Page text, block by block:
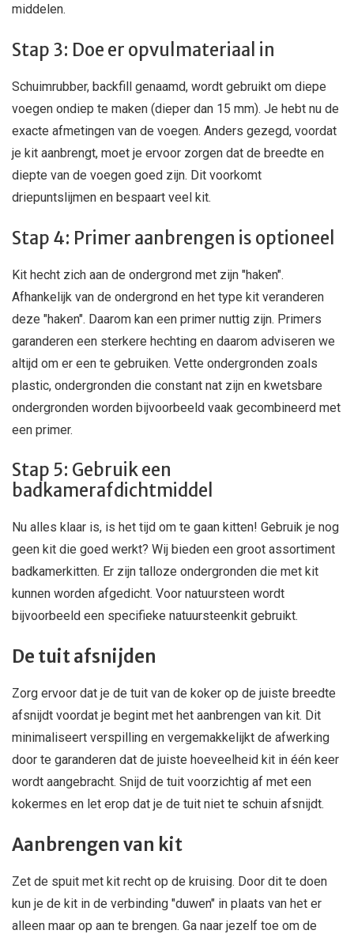
middelen.
Stap 3: Doe er opvulmateriaal in
Schuimrubber, backfill genaamd, wordt gebruikt om diepe
voegen ondiep te maken (dieper dan 15 mm). Je hebt nu de
exacte afmetingen van de voegen. Anders gezegd, voordat
je kit aanbrengt, moet je ervoor zorgen dat de breedte en
diepte van de voegen goed zijn. Dit voorkomt
driepuntslijmen en bespaart veel kit.
Stap 4: Primer aanbrengen is optioneel
Kit hecht zich aan de ondergrond met zijn "haken".
Afhankelijk van de ondergrond en het type kit veranderen
deze "haken". Daarom kan een primer nuttig zijn. Primers
garanderen een sterkere hechting en daarom adviseren we
altijd om er een te gebruiken. Vette ondergronden zoals
plastic, ondergronden die constant nat zijn en kwetsbare
ondergronden worden bijvoorbeeld vaak gecombineerd met
een primer.
Stap 5: Gebruik een
badkamerafdichtmiddel
Nu alles klaar is, is het tijd om te gaan kitten! Gebruik je nog
geen kit die goed werkt? Wij bieden een groot assortiment
badkamerkitten. Er zijn talloze ondergronden die met kit
kunnen worden afgedicht. Voor natuursteen wordt
bijvoorbeeld een specifieke natuursteenkit gebruikt.
De tuit afsnijden
Zorg ervoor dat je de tuit van de koker op de juiste breedte
afsnijdt voordat je begint met het aanbrengen van kit. Dit
minimaliseert verspilling en vergemakkelijkt de afwerking
door te garanderen dat de juiste hoeveelheid kit in één keer
wordt aangebracht. Snijd de tuit voorzichtig af met een
kokermes en let erop dat je de tuit niet te schuin afsnijdt.
Aanbrengen van kit
Zet de spuit met kit recht op de kruising. Door dit te doen
kun je de kit in de verbinding "duwen" in plaats van het er
alleen maar op aan te brengen. Ga naar jezelf toe om de